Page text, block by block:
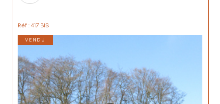
Réf : 417 BIS
VENDU